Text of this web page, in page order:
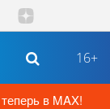
16+
в MAX!